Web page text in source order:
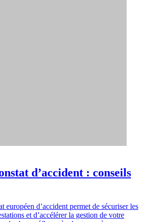
d’accident : conseils
européen d’accident permet de sécuriser les
et d’accélérer la gestion de votre